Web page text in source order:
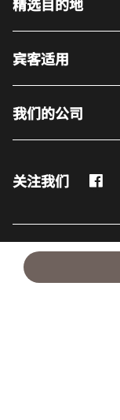
宾客适用
我们的公司
关注我们
© 1996 – 2025 万豪国